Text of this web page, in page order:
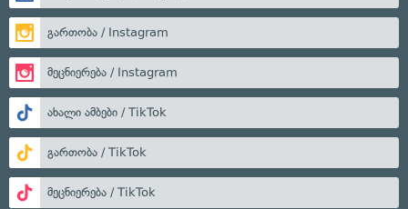
გართობა / Instagram
მეცნიერება / Instagram
ახალი ამბები / TikTok
გართობა / TikTok
მეცნიერება / TikTok